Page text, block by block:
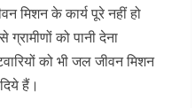
मिशन के कार्य पूरे नहीं हो
को पानी देना
को भी जल जीवन मिशन
हैं।